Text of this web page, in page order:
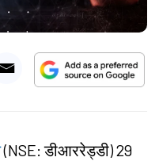
(NSE: डीआररेड्डी) 29